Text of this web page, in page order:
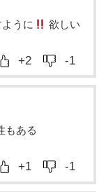
うに
欲しい
+2 -1
もある
+1 -1